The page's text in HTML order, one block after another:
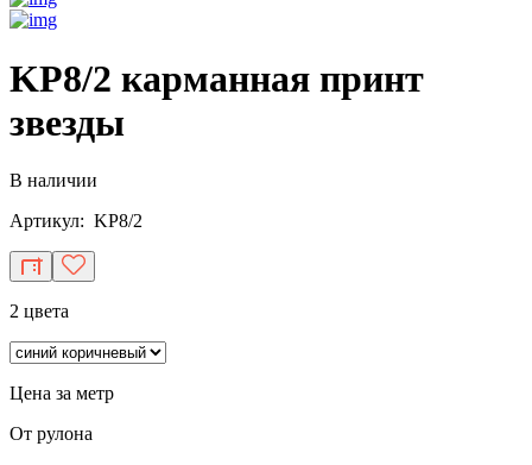
KP8/2 карманная принт
звезды
В наличии
Артикул: KP8/2
2 цвета
Цена за метр
От рулона